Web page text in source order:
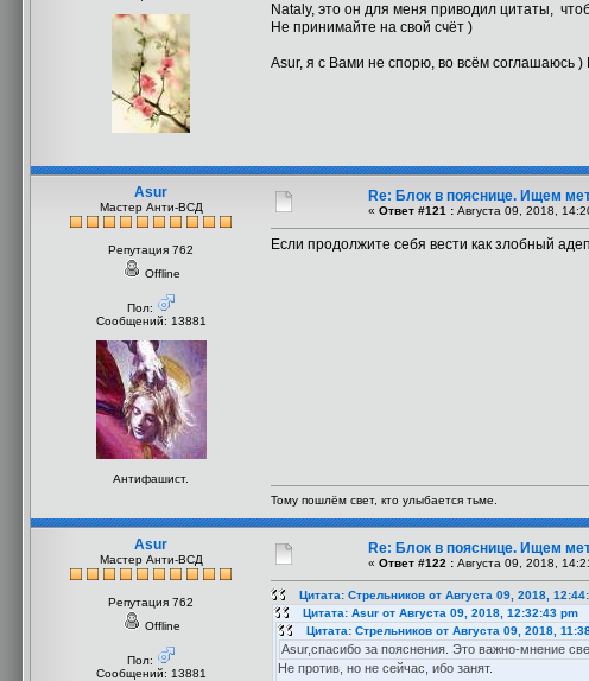
Nataly, это он для меня приводил цитаты,
Не принимайте на свой счёт )
Asur, я с Вами не спорю, во всём соглашаюсь )
Asur
Мастер Анти-ВСД
Репутация 762
Offline
Пол:
Сообщений: 13881
Антифашист.
Re: Блок в пояснице. Ищем
« Ответ #121 : Августа 09, 2018,
Если продолжите себя вести как злобный
Тому пошлём свет, кто улыбается тьме.
Asur
Мастер Анти-ВСД
Репутация 762
Offline
Пол:
Сообщений: 13881
Re: Блок в пояснице. Ищем
« Ответ #122 : Августа 09, 2018,
Цитата: Стрельников от Августа 09, 2018,
Цитата: Asur от Августа 09, 2018, 12:32:43 pm
Цитата: Стрельников от Августа 09, 2018,
Asur,спасибо за пояснения. Это важно-мнение
Не против, но не сейчас, ибо занят.